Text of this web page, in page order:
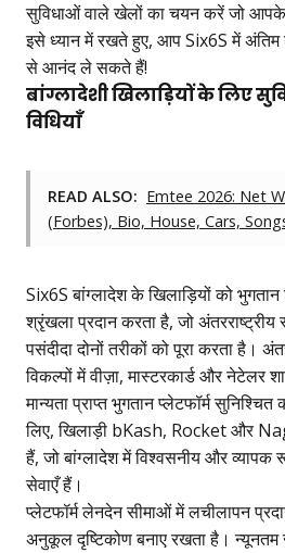
सुविधाओं वाले खेलों का चयन करें जो आपके
इसे ध्यान में रखते हुए, आप Six6S में अंतिम
से आनंद ले सकते हैं!
बांग्लादेशी खिलाड़ियों के लिए
विधियाँ
READ ALSO: Emtee 2026: Net
(Forbes), Bio, House, Cars,
Six6S बांग्लादेश के खिलाड़ियों को
श्रृंखला प्रदान करता है, जो
पसंदीदा दोनों तरीकों को पूरा करता है।
विकल्पों में वीज़ा, मास्टरकार्ड और नेटेलर
मान्यता प्राप्त भुगतान प्लेटफॉर्म
लिए, खिलाड़ी bKash, Rocket और
हैं, जो बांग्लादेश में विश्वसनीय और व्यापक
सेवाएँ हैं।
प्लेटफॉर्म लेनदेन सीमाओं में लचीलापन
अनुकूल दृष्टिकोण बनाए रखता है। न्यूनतम